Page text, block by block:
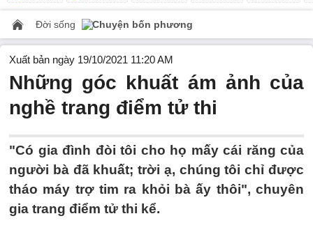
Đời sống Chuyện bốn phương
Xuất bản ngày 19/10/2021 11:20 AM
Những góc khuất ám ảnh của
nghề trang điểm tử thi
"Có gia đình đòi tôi cho họ mấy cái răng của
người bà đã khuất; trời ạ, chúng tôi chỉ được
tháo máy trợ tim ra khỏi bà ấy thôi", chuyên
gia trang điểm tử thi kể.